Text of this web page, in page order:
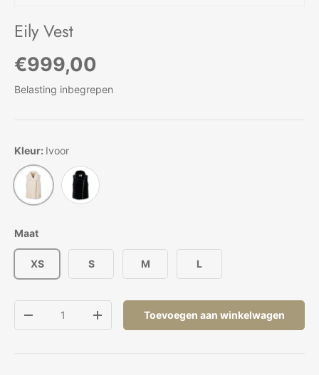
Eily Vest
Reguliere prijs
€999,00
Belasting inbegrepen
Kleur: Ivoor
Ivoor
Maat
XS S M L
Verlaag de hoeveelheidVerhoog de hoeveelheid
Toevoegen aan winkelwagen